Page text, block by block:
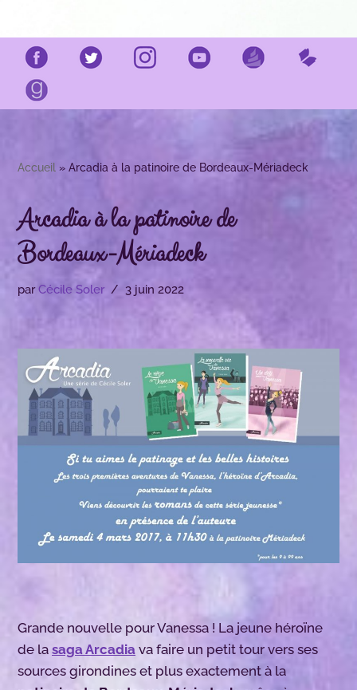
Accueil » Arcadia à la patinoire de Bordeaux-Mériadeck
Arcadia à la patinoire de
Bordeaux-Mériadeck
parCécile Soler 3 juin 2022
Grande nouvelle pour Vanessa ! La jeune héroïne
de la saga Arcadia va faire un petit tour vers ses
sources girondines et plus exactement à la